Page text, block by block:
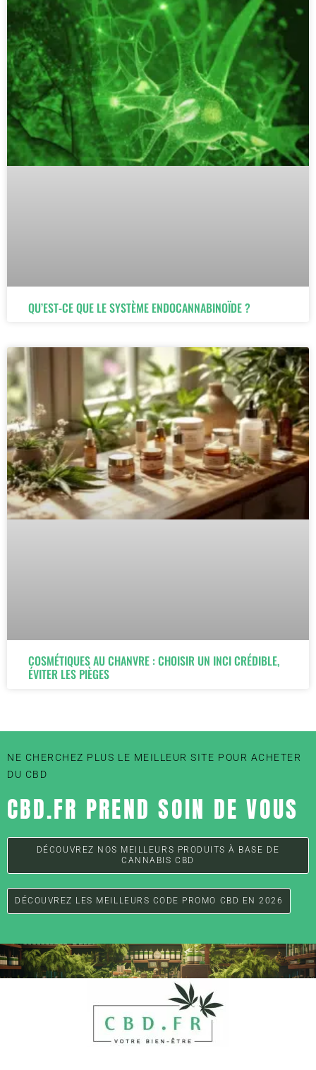
QU’EST-CE QUE LE SYSTÈME ENDOCANNABINOÏDE ?
COSMÉTIQUES AU CHANVRE : CHOISIR UN INCI CRÉDIBLE,
ÉVITER LES PIÈGES
NE CHERCHEZ PLUS LE MEILLEUR SITE POUR ACHETER
DU CBD
CBD.FR PREND SOIN DE VOUS
DÉCOUVREZ NOS MEILLEURS PRODUITS À BASE DE
CANNABIS CBD
DÉCOUVREZ LES MEILLEURS CODE PROMO CBD EN 2026